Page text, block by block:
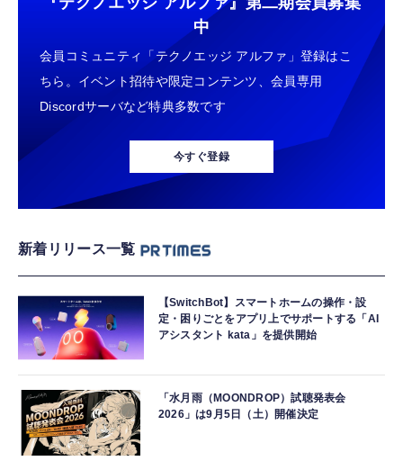
中
会員コミュニティ「テクノエッジ アルファ」登録はこ
ちら。イベント招待や限定コンテンツ、会員専用
Discordサーバなど特典多数です
今すぐ登録
新着リリース一覧
【SwitchBot】スマートホームの操作・設
定・困りごとをアプリ上でサポートする「AI
アシスタント kata」を提供開始
「水月雨（MOONDROP）試聴発表会
2026」は9月5日（土）開催決定